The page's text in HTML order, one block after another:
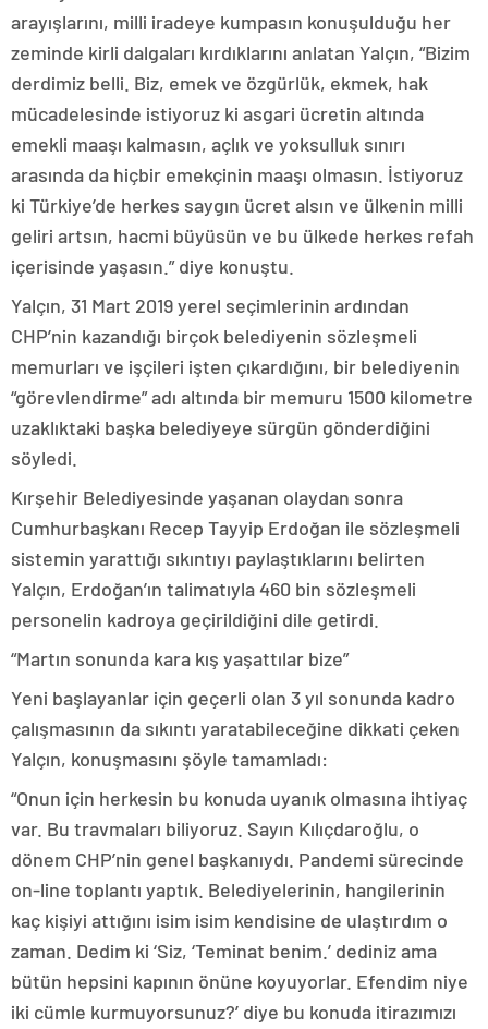
arayışlarını, milli iradeye kumpasın konuşulduğu her
zeminde kirli dalgaları kırdıklarını anlatan Yalçın, “Bizim
derdimiz belli. Biz, emek ve özgürlük, ekmek, hak
mücadelesinde istiyoruz ki asgari ücretin altında
emekli maaşı kalmasın, açlık ve yoksulluk sınırı
arasında da hiçbir emekçinin maaşı olmasın. İstiyoruz
ki Türkiye’de herkes saygın ücret alsın ve ülkenin milli
geliri artsın, hacmi büyüsün ve bu ülkede herkes refah
içerisinde yaşasın.” diye konuştu.
Yalçın, 31 Mart 2019 yerel seçimlerinin ardından
CHP’nin kazandığı birçok belediyenin sözleşmeli
memurları ve işçileri işten çıkardığını, bir belediyenin
“görevlendirme” adı altında bir memuru 1500 kilometre
uzaklıktaki başka belediyeye sürgün gönderdiğini
söyledi.
Kırşehir Belediyesinde yaşanan olaydan sonra
Cumhurbaşkanı Recep Tayyip Erdoğan ile sözleşmeli
sistemin yarattığı sıkıntıyı paylaştıklarını belirten
Yalçın, Erdoğan’ın talimatıyla 460 bin sözleşmeli
personelin kadroya geçirildiğini dile getirdi.
“Martın sonunda kara kış yaşattılar bize”
Yeni başlayanlar için geçerli olan 3 yıl sonunda kadro
çalışmasının da sıkıntı yaratabileceğine dikkati çeken
Yalçın, konuşmasını şöyle tamamladı:
“Onun için herkesin bu konuda uyanık olmasına ihtiyaç
var. Bu travmaları biliyoruz. Sayın Kılıçdaroğlu, o
dönem CHP’nin genel başkanıydı. Pandemi sürecinde
on-line toplantı yaptık. Belediyelerinin, hangilerinin
kaç kişiyi attığını isim isim kendisine de ulaştırdım o
zaman. Dedim ki ‘Siz, ‘Teminat benim.’ dediniz ama
bütün hepsini kapının önüne koyuyorlar. Efendim niye
iki cümle kurmuyorsunuz?’ diye bu konuda itirazımızı